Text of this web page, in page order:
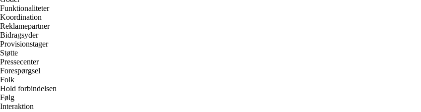
Funktionaliteter
Koordination
Reklamepartner
Bidragsyder
Provisionstager
Støtte
Pressecenter
Forespørgsel
Folk
Hold forbindelsen
Følg
Interaktion